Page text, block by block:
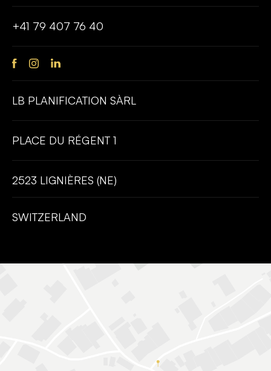
+41 79 407 76 40
LB PLANIFICATION SÀRL
PLACE DU RÉGENT 1
2523 LIGNIÈRES (NE)
SWITZERLAND